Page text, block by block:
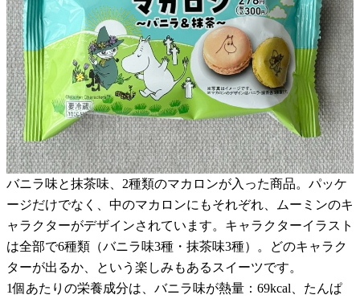
バニラ味と抹茶味、2種類のマカロンが入った商品。パッケ
ージだけでなく、中のマカロンにもそれぞれ、ムーミンのキ
ャラクターがデザインされています。キャラクターイラスト
は全部で6種類（バニラ味3種・抹茶味3種）。どのキャラク
ターが出るか、という楽しみもあるスイーツです。
1個あたりの栄養成分は、バニラ味が熱量：69kcal、たんぱ